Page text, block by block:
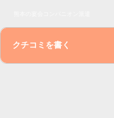
クチコミを書く